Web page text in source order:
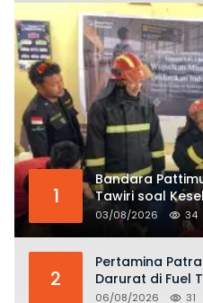
1
Bandara
Tawiri soal
dan Bahaya
KKOP
03/08/2026 34
2
Pertamina
Darurat di Fuel
Risiko
06/08/2026 31